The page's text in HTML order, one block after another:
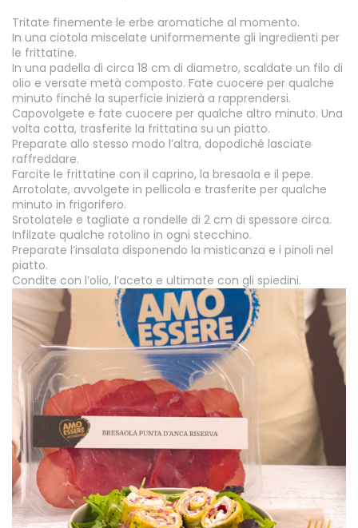
Tritate finemente le erbe aromatiche al momento.
In una ciotola miscelate uniformemente gli ingredienti per
le frittatine.
In una padella di circa 18 cm di diametro, scaldate un filo di
olio e versate metà composto. Fate cuocere per qualche
minuto finché la superficie inizierà a rapprendersi.
Capovolgete e fate cuocere per qualche altro minuto. Una
volta cotta, trasferite la frittatina su un piatto.
Preparate allo stesso modo l’altra, dopodiché lasciate
raffreddare.
Farcite le frittatine con il caprino, la bresaola e il pepe.
Arrotolate, avvolgete in pellicola e trasferite per qualche
minuto in frigorifero.
Srotolatele e tagliate a rondelle di 2 cm di spessore circa.
Infilzate qualche rotolino in ogni stecchino.
Preparate l’insalata disponendo la misticanza e i pinoli nel
piatto.
Condite con l’olio, l’aceto e ultimate con gli spiedini.